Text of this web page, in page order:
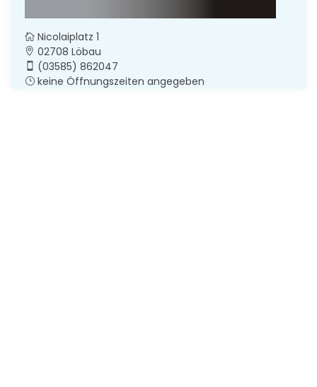
Nicolaiplatz 1
02708 Löbau
(03585) 862047
keine Öffnungszeiten angegeben